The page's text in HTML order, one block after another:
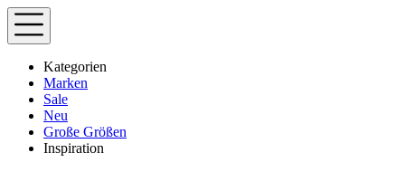
Kategorien
Marken
Sale
Neu
Große Größen
Inspiration